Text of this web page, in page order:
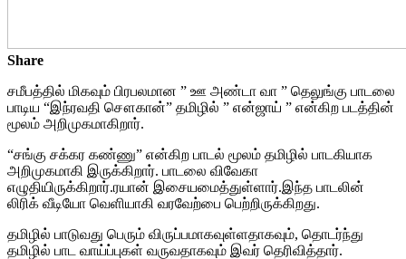
Share
சமீபத்தில் மிகவும் பிரபலமான ” ஊ அண்டா வா ” தெலுங்கு பாடலை
பாடிய “இந்ரவதி சௌகான்” தமிழில் ” என்ஜாய் ” என்கிற படத்தின்
மூலம் அறிமுகமாகிறார்.
“சங்கு சக்கர கண்ணு” என்கிற பாடல் மூலம் தமிழில் பாடகியாக
அறிமுகமாகி இருக்கிறார். பாடலை விவேகா
எழுதியிருக்கிறார்.ரயான் இசையமைத்துள்ளார்.இந்த பாடலின்
லிரிக் வீடியோ வெளியாகி வரவேற்பை பெற்றிருக்கிறது.
தமிழில் பாடுவது பெரும் விருப்பமாகவுள்ளதாகவும், தொடர்ந்து
தமிழில் பாட வாய்ப்புகள் வருவதாகவும் இவர் தெரிவித்தார்.